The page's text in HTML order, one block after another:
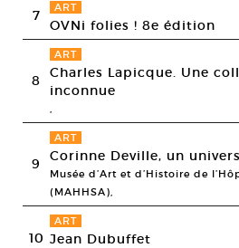
7 ART
OVNi folies ! 8e édition
8
ART
Charles Lapicque. Une
inconnue
,
9
ART
Corinne Deville, un
Musée d’Art et d’Histoire de
(MAHHSA),
10
ART
Jean Dubuffet